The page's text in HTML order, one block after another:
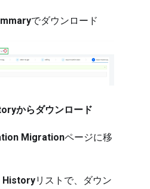
でダウンロード
からダウンロード
Migrationページに移
Historyリストで、ダウン